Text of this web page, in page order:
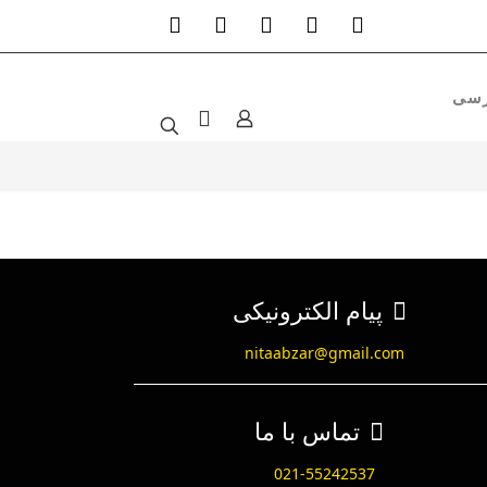
پیام الکترونیکی
nitaabzar@gmail.com
تماس با ما
021-55242537